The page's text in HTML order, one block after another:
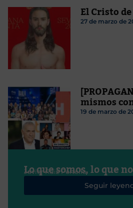
El Cristo
27 de marzo de
mismos
19 de marzo de
Lo que somos, lo que
Javier Ruiz Portella
Seguir